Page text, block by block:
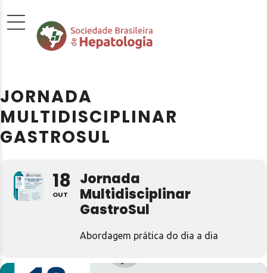
JORNADA
MULTIDISCIPLINAR
GASTROSUL
18
OUT
Jornada
Multidisciplinar
GastroSul
Abordagem prática do dia a dia